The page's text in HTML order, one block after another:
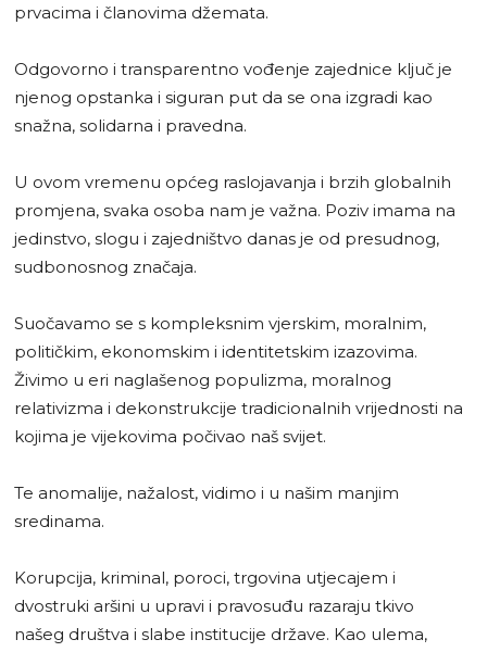
prvacima i članovima džemata.
Odgovorno i transparentno vođenje zajednice ključ je
njenog opstanka i siguran put da se ona izgradi kao
snažna, solidarna i pravedna.
U ovom vremenu općeg raslojavanja i brzih globalnih
promjena, svaka osoba nam je važna. Poziv imama na
jedinstvo, slogu i zajedništvo danas je od presudnog,
sudbonosnog značaja.
Suočavamo se s kompleksnim vjerskim, moralnim,
političkim, ekonomskim i identitetskim izazovima.
Živimo u eri naglašenog populizma, moralnog
relativizma i dekonstrukcije tradicionalnih vrijednosti na
kojima je vijekovima počivao naš svijet.
Te anomalije, nažalost, vidimo i u našim manjim
sredinama.
Korupcija, kriminal, poroci, trgovina utjecajem i
dvostruki aršini u upravi i pravosuđu razaraju tkivo
našeg društva i slabe institucije države. Kao ulema,